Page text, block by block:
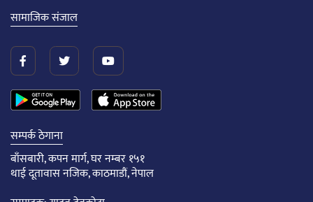
सामाजिक संजाल
सम्पर्क ठेगाना
बाँसबारी, कपन मार्ग, घर नम्बर १५१
थाई दूतावास नजिक, काठमाडौं, नेपाल